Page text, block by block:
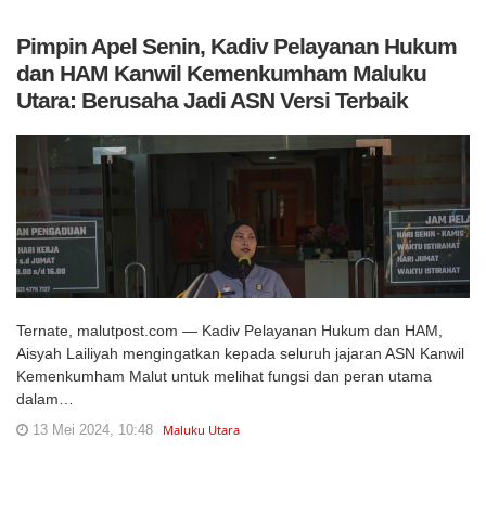
Pimpin Apel Senin, Kadiv Pelayanan Hukum
dan HAM Kanwil Kemenkumham Maluku
Utara: Berusaha Jadi ASN Versi Terbaik
Ternate, malutpost.com — Kadiv Pelayanan Hukum dan HAM,
Aisyah Lailiyah mengingatkan kepada seluruh jajaran ASN Kanwil
Kemenkumham Malut untuk melihat fungsi dan peran utama
dalam…
13 Mei 2024, 10:48 Maluku Utara